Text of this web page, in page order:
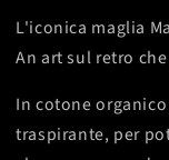
L'iconica maglia
An art sul retro
In cotone
traspirante, per